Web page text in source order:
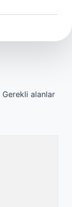
Gerekli alanlar